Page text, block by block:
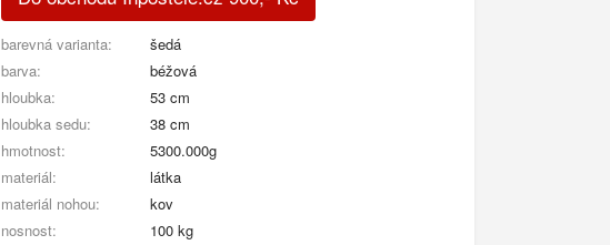
barevná varianta:
šedá
barva:
béžová
hloubka:
53 cm
hloubka sedu:
38 cm
hmotnost:
5300.000g
materiál:
látka
materiál nohou:
kov
nosnost:
100 kg